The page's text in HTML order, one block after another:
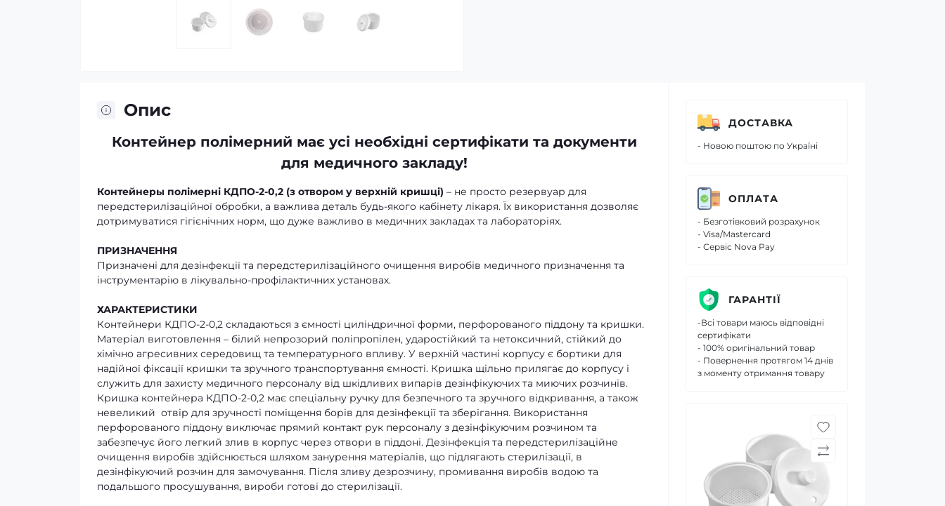
Опис
Контейнер полімерний має усі необхідні сертифікати та документи
для медичного закладу!
Контейнеры полімерні КДПО-2-0,2 (з отвором у верхній кришці) – не просто резервуар для
передстерилізаційної обробки, а важлива деталь будь-якого кабінету лікаря. Їх використання дозволяє
дотримуватися гігієнічних норм, що дуже важливо в медичних закладах та лабораторіях.
ПРИЗНАЧЕННЯ
Призначені для дезінфекції та передстерилізаційного очищення виробів медичного призначення та
інструментарію в лікувально-профілактичних установах.
ХАРАКТЕРИСТИКИ
Контейнери КДПО-2-0,2 складаються з ємності циліндричної форми, перфорованого піддону та кришки.
Матеріал виготовлення – білий непрозорий поліпропілен, ударостійкий та нетоксичний, стійкий до
хімічно агресивних середовищ та температурного впливу. У верхній частині корпусу є бортики для
надійної фіксації кришки та зручного транспортування ємності. Кришка щільно прилягає до корпусу і
служить для захисту медичного персоналу від шкідливих випарів дезінфікуючих та миючих розчинів.
Кришка контейнера КДПО-2-0,2 має спеціальну ручку для безпечного та зручного відкривання, а також
невеликий отвір для зручності поміщення борів для дезінфекції та зберігання. Використання
перфорованого піддону виключає прямий контакт рук персоналу з дезінфікуючим розчином та
забезпечує його легкий злив в корпус через отвори в піддоні. Дезінфекція та передстерилізаційне
очищення виробів здійснюється шляхом занурення матеріалів, що підлягають стерилізації, в
дезінфікуючий розчин для замочування. Після зливу дезрозчину, промивання виробів водою та
подальшого просушування, вироби готові до стерилізації.
ДОСТАВКА
- Новою поштою по Україні
ОПЛАТА
- Безготівковий розрахунок
- Visa/Mastercard
- Сервіс Nova Pay
ГАРАНТІЇ
-Всі товари маюсь відповідні
сертифікати
- 100% оригінальний товар
- Повернення протягом 14 днів
з моменту отримання товару